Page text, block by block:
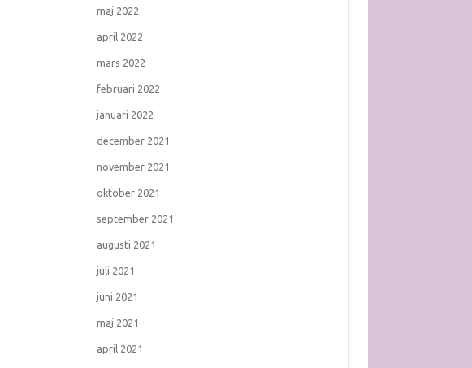
maj 2022
april 2022
mars 2022
februari 2022
januari 2022
december 2021
november 2021
oktober 2021
september 2021
augusti 2021
juli 2021
juni 2021
maj 2021
april 2021